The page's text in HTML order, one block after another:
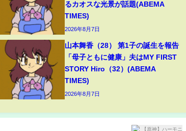
るカオスな光景が話題(ABEMA
TIMES)
2026年8月7日
山本舞香（28） 第1子の誕生を報告
「母子ともに健康」夫はMY FIRST
STORY Hiro（32）(ABEMA
TIMES)
2026年8月7日